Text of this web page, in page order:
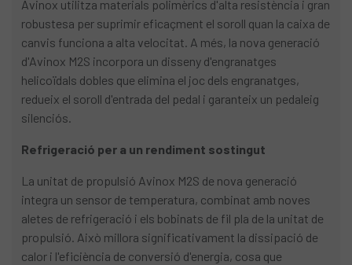
Avinox utilitza materials polimèrics d'alta resistència i gran
robustesa per suprimir eficaçment el soroll quan la caixa de
canvis funciona a alta velocitat. A més, la nova generació
d'Avinox M2S incorpora un disseny d'engranatges
helicoïdals dobles que elimina el joc dels engranatges,
redueix el soroll d'entrada del pedal i garanteix un pedaleig
silenciós.
Refrigeració per a un rendiment sostingut
La unitat de propulsió Avinox M2S de nova generació
integra un sensor de temperatura, combinat amb noves
aletes de refrigeració i els bobinats de fil pla de la unitat de
propulsió. Això millora significativament la dissipació de
calor i l'eficiència de conversió d'energia, cosa que